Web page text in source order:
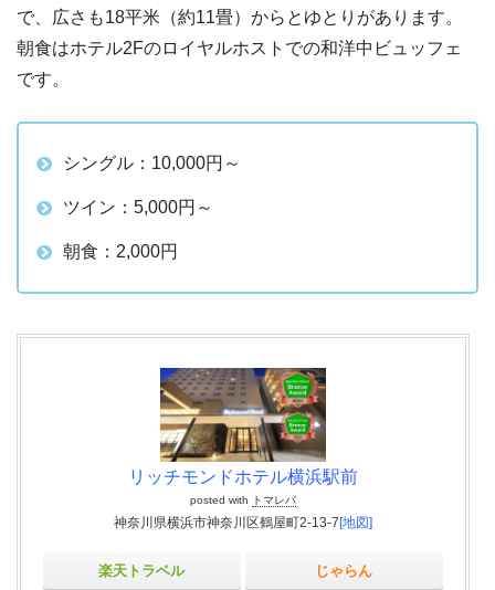
で、広さも18平米（約11畳）からとゆとりがあります。
朝食はホテル2Fのロイヤルホストでの和洋中ビュッフェ
です。
シングル：10,000円～
ツイン：5,000円～
朝食：2,000円
リッチモンドホテル横浜駅前
posted with トマレバ
神奈川県横浜市神奈川区鶴屋町2-13-7[地図]
楽天トラベル じゃらん